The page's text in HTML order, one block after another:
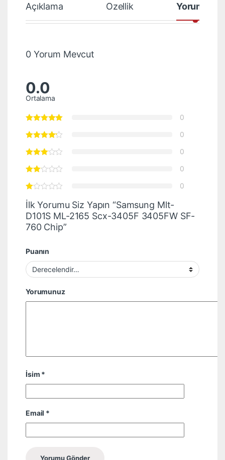
Açıklama Özellik Yorumlar
0 Yorum Mevcut
0.0
Ortalama
0
0
0
0
0
İlk Yorumu Siz Yapın “Samsung Mlt-
D101S ML-2165 Scx-3405F 3405FW SF-
760 Chip”
Puanın
Yorumunuz
İsim *
Email *